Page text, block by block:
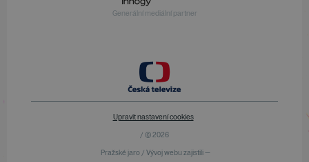
Generální mediální partner
Upravit nastavení cookies
/ © 2026
Pražské jaro / Vývoj webu zajistili —